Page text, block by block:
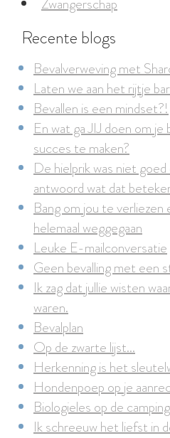
Recente blogs
Bevalverweving met
Laten we aan het rijtje
Bevallen is een mindset?!
En wat ga JIJ doen om
succes te maken?
De hielprik was niet
antwoord wat dat
Bang om jou te
helemaal weggegaan
Leuke E-mailconversatie
Geen bevalling met een
Ik zag dat jullie wisten
waren.
Bevalplan
Op de zwarte lijst...
Herkenning is het
Hondenpoep op je
Biologieles op de camping
Ik schreeuw het liefst in